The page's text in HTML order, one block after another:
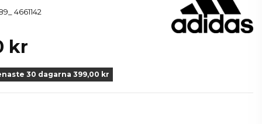
4661142
kr
30 dagarna 399,00 kr